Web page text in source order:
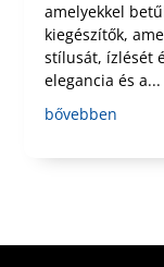
amelyekkel
kiegészítők,
stílusát, ízlését
elegancia és a...
bővebben